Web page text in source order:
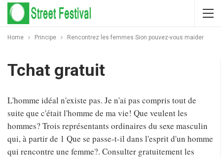
Home Principe Rencontrez les femmes Sion pouvez-vous maider
Tchat gratuit
L'homme idéal n'existe pas. Je n'ai pas compris tout de
suite que c'était l'homme de ma vie! Que veulent les
hommes? Trois représentants ordinaires du sexe masculin
qui, à partir de 1 Que se passe-t-il dans l'esprit d'un homme
qui rencontre une femme?. Consulter gratuitement les